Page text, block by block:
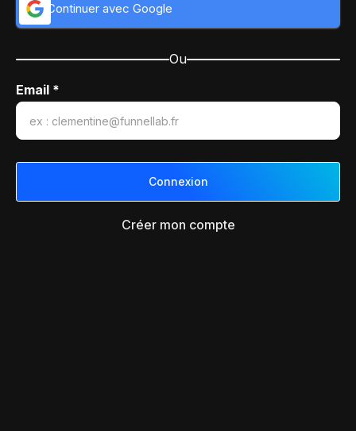
Continuer avec Google
Ou
Email *
Créer mon compte